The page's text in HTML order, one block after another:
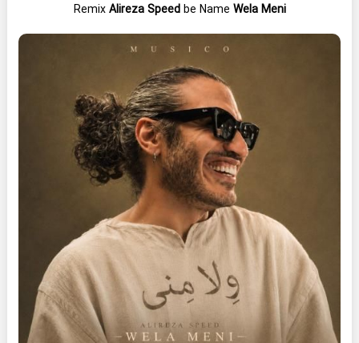
Remix Alireza Speed be Name Wela Meni